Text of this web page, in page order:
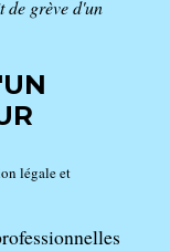
de grève d'un
légale et